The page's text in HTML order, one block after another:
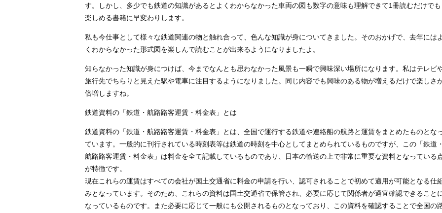
す。しかし、多少でも鉄道の知識があるとよくわからなかった車両の図も数字の意味も理解できて1冊読むだけでも
楽しめる書籍に早変わりします。
私も今仕事として様々な鉄道関連の物と触れ合って、色んな知識が身についてきました。そのおかげで、去年にはよ
くわからなかった形式図を楽しんで読むことが出来るようになりましたよ。
知らなかった知識が身につけば、今までなんとも思わなかった風景も一瞬で興味深い場所になります。私はテレビ
旅行先でちらりと見えた駅や電車に注目するようになりました。同じ内容でも興味のある物が増えるだけで楽しさ
倍増しますね。
鉄道資料の「鉄道・航路路客運賃・料金表」とは
鉄道資料の「鉄道・航路路客運賃・料金表」とは、全国で運行する鉄道や連絡船の航路と運賃をまとめたものとな
ています。一般的に刊行されている時刻表等は鉄道の時刻を中心としてまとめられているものですが、この「鉄道・
航路路客運賃・料金表」は料金を全て記載しているものであり、日本の輸送の上で非常に重要な資料となっている
が特徴です。
現在これらの運賃はすべての会社が国土交通省に料金の申請を行い、認可されることで初めて適用が可能となる仕
みとなっています。そのため、これらの資料は国土交通省で保管され、必要に応じて関係者が適宜確認できること
なっているものです。また必要に応じて一般にも公開されるものとなっており、この資料を確認することで全国の